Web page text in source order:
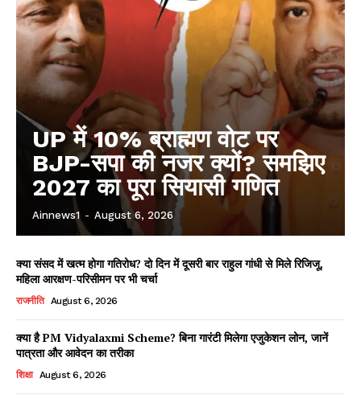
UP में 10% ब्राह्मण वोट पर
BJP-सपा की नजर क्यों? समझिए
2027 का पूरा सियासी गणित
Ainnews1 - August 6, 2026
क्या संसद में खत्म होगा गतिरोध? दो दिन में दूसरी बार राहुल गांधी से मिले रिजिजू,
महिला आरक्षण-परिसीमन पर भी चर्चा
राजनीति August 6, 2026
क्या है PM Vidyalaxmi Scheme? बिना गारंटी मिलेगा एजुकेशन लोन, जानें
पात्रता और आवेदन का तरीका
शिक्षा August 6, 2026